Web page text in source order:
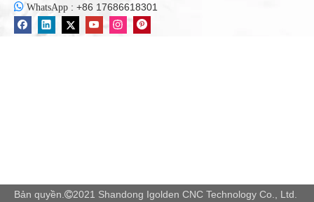
 WhatsApp : +86 17686618301
Bản quyền. 2021 Shandong Igolden CNC Technology Co., Ltd.